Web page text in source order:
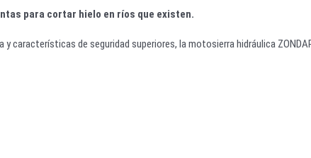
para cortar hielo en ríos que existen.
características de seguridad superiores, la motosierra hidráulica